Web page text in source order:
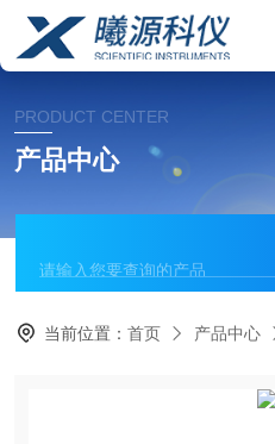
PRODUCT CENTER
产品中心
当前位置：首页 产品中心